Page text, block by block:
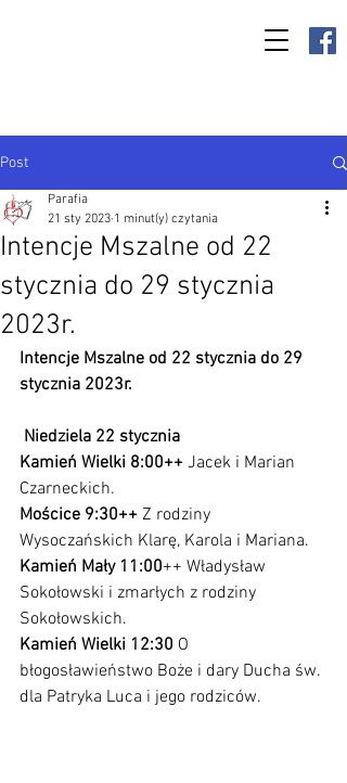
Post
Intencje Mszalne od 22
stycznia do 29 stycznia
2023r.
Parafia
21 sty 2023 1 minut(y) czytania
Intencje Mszalne od 22 stycznia do 29
stycznia 2023r.
Niedziela 22 stycznia
Kamień Wielki 8:00++ Jacek i Marian
Czarneckich.
Mościce 9:30++ Z rodziny
Wysoczańskich Klarę, Karola i Mariana.
Kamień Mały 11:00++ Władysław
Sokołowski i zmarłych z rodziny
Sokołowskich.
Kamień Wielki 12:30 O
błogosławieństwo Boże i dary Ducha św.
dla Patryka Luca i jego rodziców.